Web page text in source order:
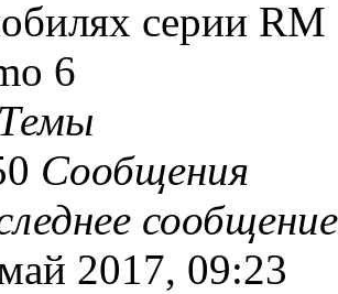
серии
6
Темы
Сообщения
сообщение
2017, 09:23